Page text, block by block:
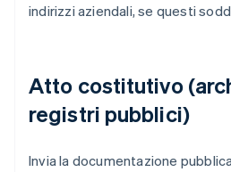
indirizzi aziendali, se questi
Atto costitutivo
registri pubblici)
Invia la documentazione